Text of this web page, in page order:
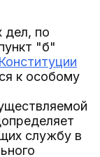
дел, по
"б"
Конституции
к особому
службу в